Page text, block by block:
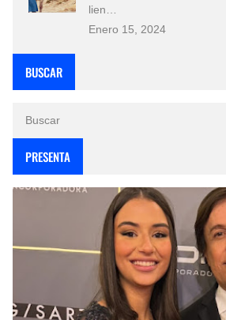
lien…
Enero 15, 2024
BUSCAR
PRESENTA